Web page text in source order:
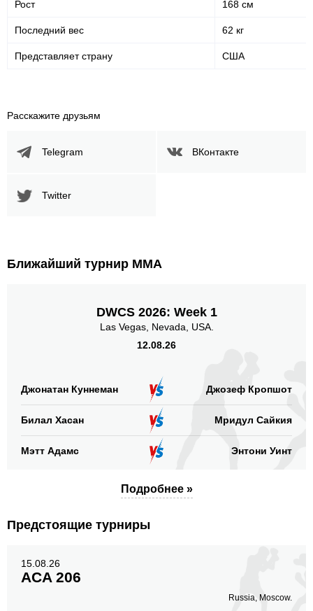
Рост 168 см
Последний вес 62 кг
Представляет страну США
Расскажите друзьям
Telegram ВКонтакте
Twitter
Ближайший турнир ММА
DWCS 2026: Week 1
Las Vegas, Nevada, USA.
12.08.26
Джонатан Куннеман Джозеф Кропшот
Билал Хасан Мридул Сайкия
Мэтт Адамс Энтони Уинт
Подробнее »
Предстоящие турниры
15.08.26
ACA 206
Russia, Moscow.